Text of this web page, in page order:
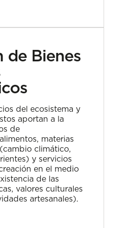
de Bienes
del ecosistema y
aportan a la
de
materias
climático,
y servicios
en el medio
de las
valores culturales
artesanales).